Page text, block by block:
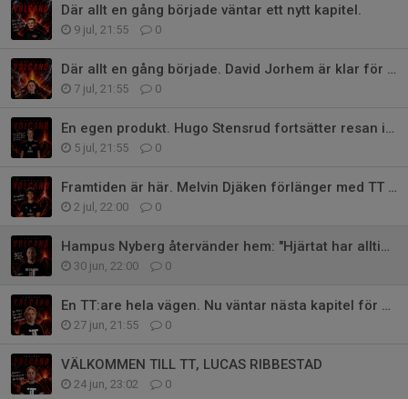
Där allt en gång började väntar ett nytt kapitel.
9 jul, 21:55 0
Där allt en gång började. David Jorhem är klar för TT Herr!
7 jul, 21:55 0
En egen produkt. Hugo Stensrud fortsätter resan i TT Herr!
5 jul, 21:55 0
Framtiden är här. Melvin Djäken förlänger med TT Herr!
2 jul, 22:00 0
Hampus Nyberg återvänder hem: "Hjärtat har alltid slagit hårt för TT"
30 jun, 22:00 0
En TT:are hela vägen. Nu väntar nästa kapitel för Nils Carvbo.
27 jun, 21:55 0
VÄLKOMMEN TILL TT, LUCAS RIBBESTAD
24 jun, 23:02 0